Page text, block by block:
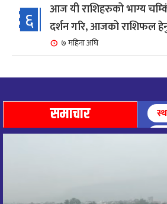
६
आज यी राशिहरुको भाग्य
दर्शन गरि, आजको राशिफल
७ महिना अघि
७
९ महिना अघि
८
आज पाथिभारा माताको दर्शन
आज माताभगवती जगज्जननी
समाचार